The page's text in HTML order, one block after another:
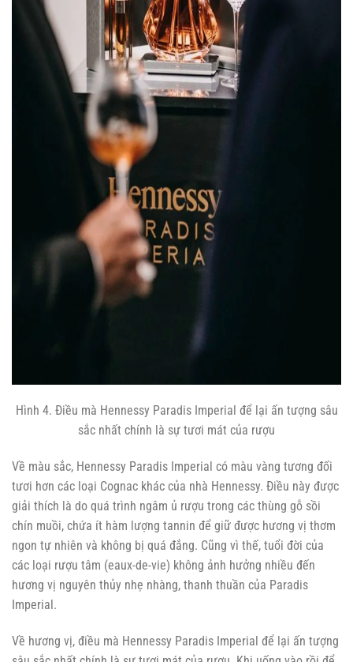
Hình 4. Điều mà Hennessy Paradis Imperial để lại ấn tượng sâu
sắc nhất chính là sự tươi mát của rượu
Về màu sắc, Hennessy Paradis Imperial có màu vàng tương đối
tươi hơn các loại Cognac khác của nhà Hennessy. Điều này được
giải thích là do quá trình ngâm ủ rượu trong các thùng gỗ sồi
chín muồi, chứa ít hàm lượng tannin để giữ được hương vị thơm
ngon tự nhiên và không bị quá đắng. Cũng vì thế, tuổi đời của
các loại rượu tâm (eaux-de-vie) không ảnh hưởng nhiều đến
hương vị nguyên thủy nhẹ nhàng, thanh thuần của Paradis
Imperial.
Về hương vị, điều mà Hennessy Paradis Imperial để lại ấn tượng